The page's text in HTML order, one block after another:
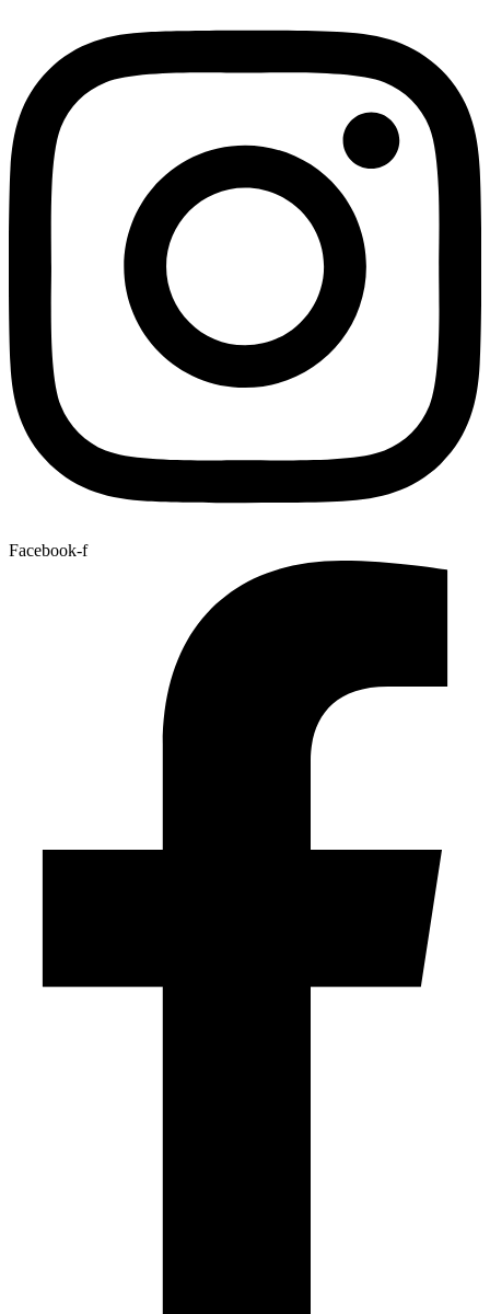
Facebook-f